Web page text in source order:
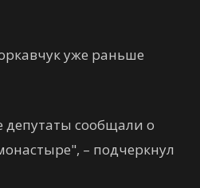
уже раньше
депутаты сообщали о
– подчеркнул